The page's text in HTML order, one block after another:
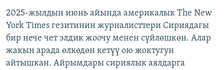
2025-жылдын июнь айында америкалык The New
York Times гезитинин журналисттери Сириядагы
бир нече чет элдик жоочу менен сүйлөшкөн. Алар
жакын арада өлкөдөн кетүү ою жоктугун
айтышкан. Айрымдары сириялык аялдарга